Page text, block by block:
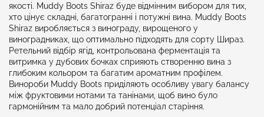
якості. Muddy Boots Shiraz буде відмінним вибором для тих,
хто цінує складні, багатогранні і потужні вина. Muddy Boots
Shiraz виробляється з винограду, вирощеного у
виноградниках, що оптимально підходять для сорту Шираз.
Ретельний відбір ягід, контрольована ферментація та
витримка у дубових бочках сприяють створенню вина з
глибоким кольором та багатим ароматним профілем.
Винороби Muddy Boots приділяють особливу увагу балансу
між фруктовими нотами та танінами, щоб вино було
гармонійним та мало добрий потенціал старіння.